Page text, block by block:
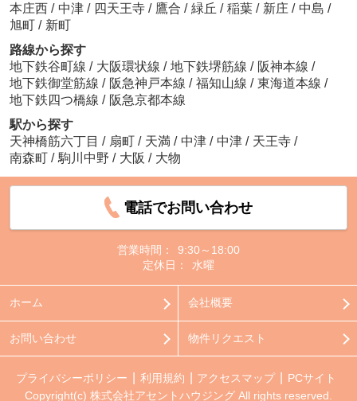
本庄西 / 中津 / 四天王寺 / 鷹合 / 緑丘 / 稲葉 / 新庄 / 中島 /
旭町 / 新町
路線から探す
地下鉄谷町線 / 大阪環状線 / 地下鉄堺筋線 / 阪神本線 /
地下鉄御堂筋線 / 阪急神戸本線 / 福知山線 / 東海道本線 /
地下鉄四つ橋線 / 阪急京都本線
駅から探す
天神橋筋六丁目 / 扇町 / 天満 / 中津 / 中津 / 天王寺 /
南森町 / 駒川中野 / 大阪 / 大物
電話でお問い合わせ
営業時間：
9:30～18:00
定休日：
水曜
ホーム 会社概要
お問い合わせ 物件リクエスト
プライバシーポリシー 利用規約 アクセスマップ
PCサイト
Copyright(c) 株式会社アセントハウジング All rights reserved.